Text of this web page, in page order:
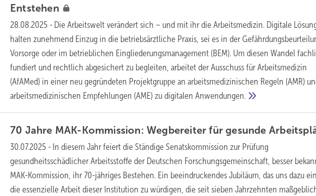
Entstehen
28.08.2025 - Die Arbeitswelt verändert sich – und mit ihr die Arbeitsmedizin. Digitale
halten zunehmend Einzug in die betriebsärztliche Praxis, sei es in der
Vorsorge oder im betrieblichen Eingliederungsmanagement (BEM). Um diesen Wandel
fundiert und rechtlich abgesichert zu begleiten, arbeitet der Ausschuss für Arbeitsmedizin
(AfAMed) in einer neu gegründeten Projektgruppe an arbeitsmedizinischen Regeln (AMR)
arbeitsmedizinischen Empfehlungen (AME) zu digitalenAnwendungen.
70 Jahre MAK-Kommission: ­Wegbereiter für gesunde
30.07.2025 - In diesem Jahr feiert die Ständige Senatskommission zur Prüfung
gesundheitsschädlicher Arbeitsstoffe der Deutschen Forschungsgemeinschaft, besser
MAK-Kommission, ihr 70-jähriges Bestehen. Ein beeindruckendes Jubiläum, das uns dazu
die essenzielle Arbeit dieser Institution zu würdigen, die seit sieben Jahrzehnten